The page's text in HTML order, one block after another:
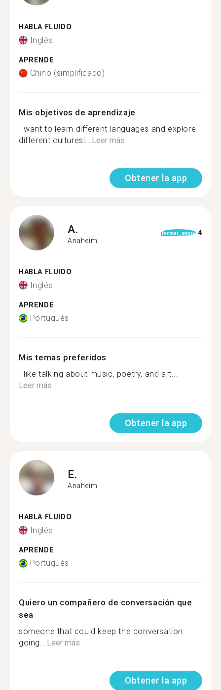
HABLA FLUIDO
Inglés
APRENDE
Chino (simplificado)
Mis objetivos de aprendizaje
I want to learn different languages and explore
different cultures!...Leer más
Obtener la app
A.
Anaheim
format_quote 4
HABLA FLUIDO
Inglés
APRENDE
Portugués
Mis temas preferidos
I like talking about music, poetry, and art...
Leer más
Obtener la app
E.
Anaheim
HABLA FLUIDO
Inglés
APRENDE
Portugués
Quiero un compañero de conversación que
sea
someone that could keep the conversation
going...Leer más
Obtener la app